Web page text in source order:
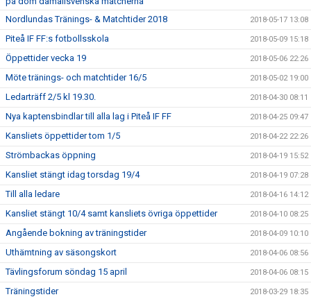
Nordlundas Tränings- & Matchtider 2018 2018-05-17 13:08
Piteå IF FF:s fotbollsskola 2018-05-09 15:18
Öppettider vecka 19 2018-05-06 22:26
Möte tränings- och matchtider 16/5 2018-05-02 19:00
Ledarträff 2/5 kl 19.30. 2018-04-30 08:11
Nya kaptensbindlar till alla lag i Piteå IF FF 2018-04-25 09:47
Kansliets öppettider tom 1/5 2018-04-22 22:26
Strömbackas öppning 2018-04-19 15:52
Kansliet stängt idag torsdag 19/4 2018-04-19 07:28
Till alla ledare 2018-04-16 14:12
Kansliet stängt 10/4 samt kansliets övriga öppettider 2018-04-10 08:25
Angående bokning av träningstider 2018-04-09 10:10
Uthämtning av säsongskort 2018-04-06 08:56
Tävlingsforum söndag 15 april 2018-04-06 08:15
Träningstider 2018-03-29 18:35